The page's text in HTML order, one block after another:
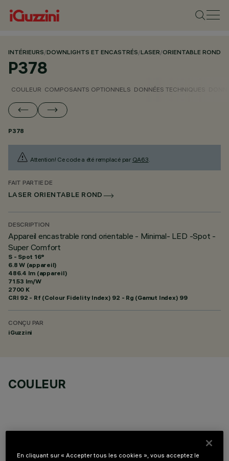
INTÉRIEURS/DOWNLIGHTS ET ENCASTRÉS/LASER/ORIENTABLE ROND
P378
COULEUR COMPOSANTS OPTIONNELS DONNÉES TECHNIQUES
P378
Attention! Ce code a été remplacé par QA63.
FAIT PARTIE DE
LASER ORIENTABLE ROND
DESCRIPTION
Appareil encastrable rond orientable - Minimal- LED -Spot -
Super Comfort
S - Spot 16°
6.8 W (appareil)
486.4 lm (appareil)
71.53 lm/W
2700 K
CRI 92 - Rf (Colour Fidelity Index) 92 - Rg (Gamut Index) 99
CONÇU PAR
iGuzzini
COULEUR
COMPOSANTS OPTIONNELS
En cliquant sur « Accepter tous les cookies », vous acceptez le